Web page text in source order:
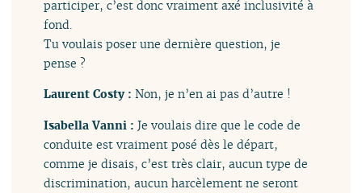
participer, c’est donc vraiment axé inclusivité à
fond.
Tu voulais poser une dernière question, je
pense ?
Laurent Costy :Non, je n’en ai pas d’autre !
Isabella Vanni :Je voulais dire que le code de
conduite est vraiment posé dès le départ,
comme je disais, c’est très clair, aucun type de
discrimination, aucun harcèlement ne seront